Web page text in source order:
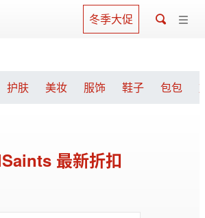
冬季大促
护肤 美妆 服饰 鞋子 包包
最新折扣